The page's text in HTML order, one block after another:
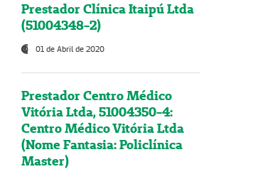
Prestador Clínica Itaipú Ltda
(51004348-2)
01 de Abril de 2020
Prestador Centro Médico
Vitória Ltda, 51004350-4:
Centro Médico Vitória Ltda
(Nome Fantasia: Policlínica
Master)